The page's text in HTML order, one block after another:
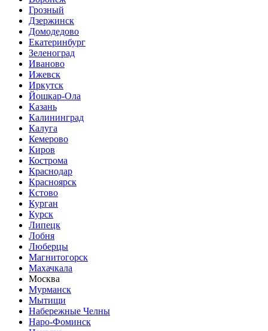
Грозный
Дзержинск
Домодедово
Екатеринбург
Зеленоград
Иваново
Ижевск
Иркутск
Йошкар-Ола
Казань
Калининград
Калуга
Кемерово
Киров
Кострома
Краснодар
Красноярск
Кстово
Курган
Курск
Липецк
Лобня
Люберцы
Магнитогорск
Махачкала
Москва
Мурманск
Мытищи
Набережные Челны
Наро-Фоминск